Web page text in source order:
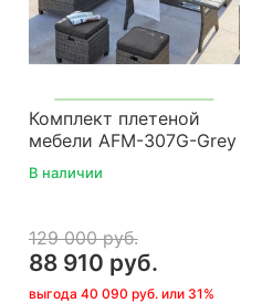
Комплект плетеной
мебели AFM-307G-Grey
В наличии
129 000 руб.
88 910 руб.
выгода 40 090 руб. или 31%